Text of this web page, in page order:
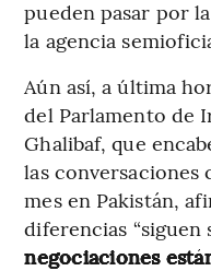
pueden pasar por
la agencia
Aún así, a última
del Parlamento de
Ghalibaf, que
las conversaciones
mes en Pakistán,
diferencias “siguen
negociaciones